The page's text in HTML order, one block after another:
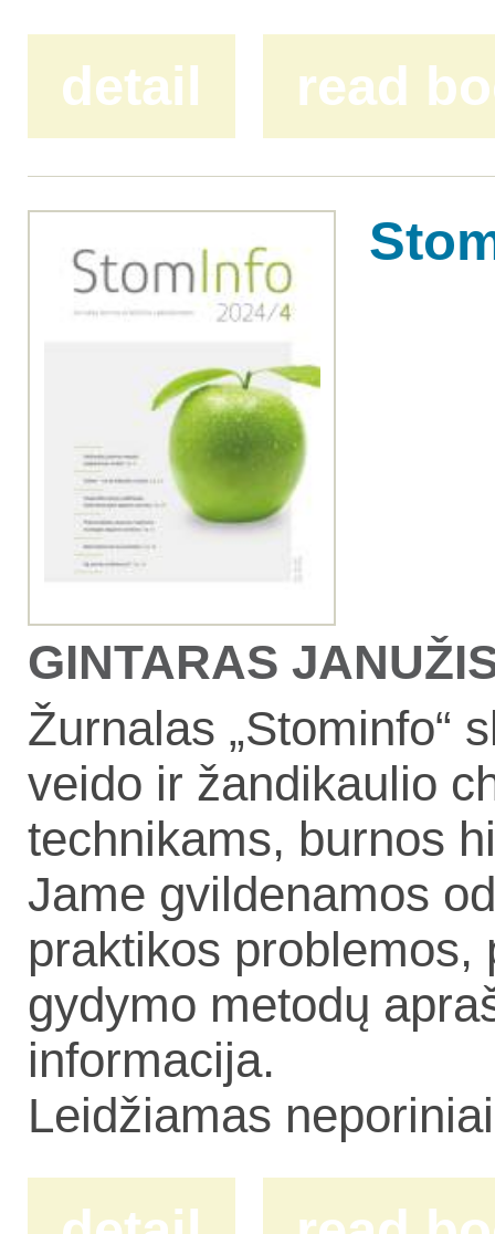
detail read
GINTARAS
Žurnalas „Stominfo“
veido ir žandikaulio
technikams, burnos
Jame gvildenamos
praktikos problemos,
gydymo metodų
informacija.
Leidžiamas